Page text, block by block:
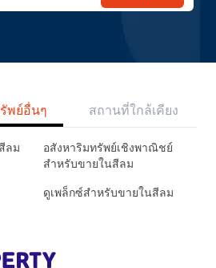
พย์อื่นๆ สถานที่ใกล้เคียง
ลม
อสังหาริมทรัพย์เชิงพาณิชย์
สำหรับขายในสีลม
ดูเพล็กซ์สำหรับขายในสีลม